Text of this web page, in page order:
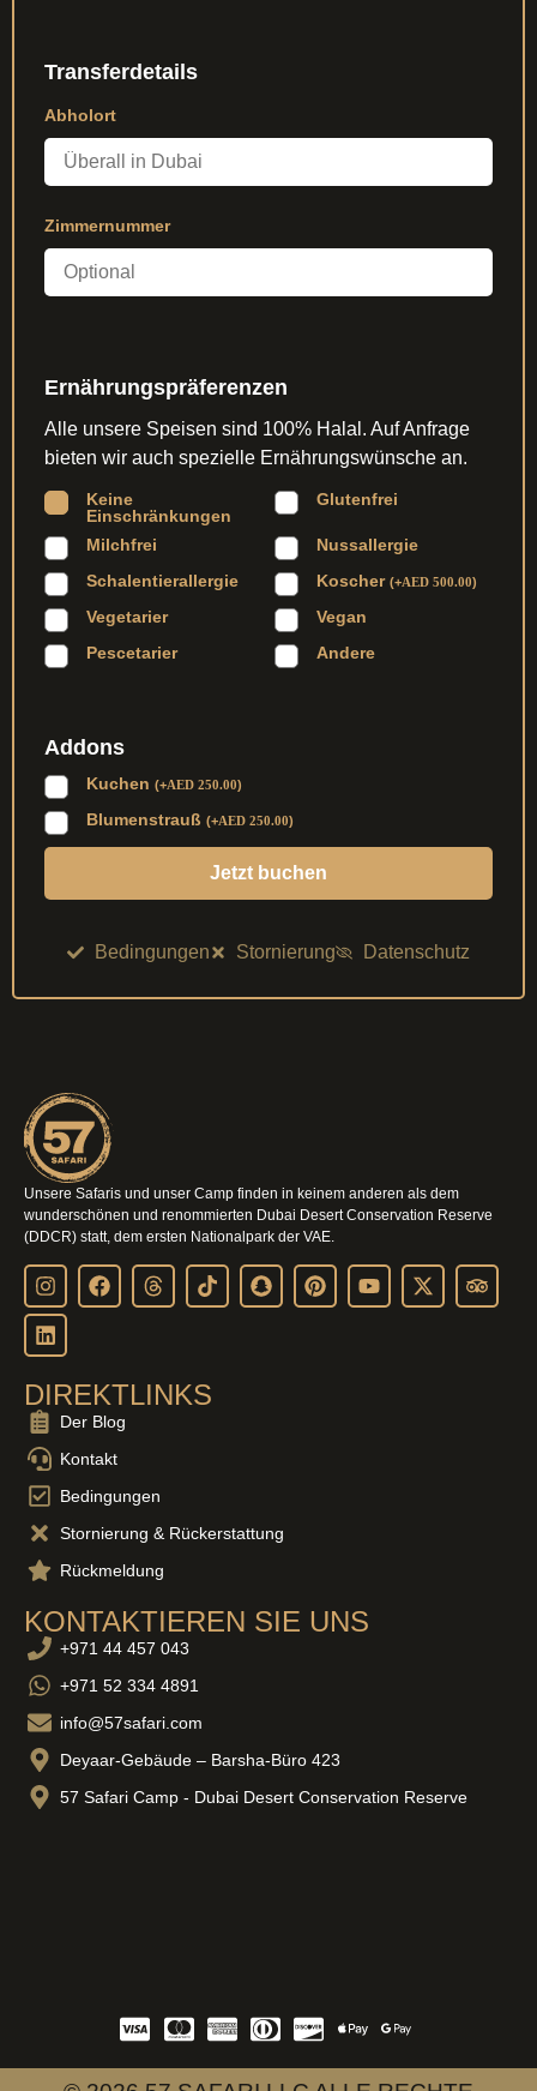
Transferdetails
Abholort
Zimmernummer
Ernährungspräferenzen
Alle unsere Speisen sind 100% Halal. Auf Anfrage
bieten wir auch spezielle Ernährungswünsche an.
Keine
Einschränkungen
Glutenfrei
Milchfrei
Nussallergie
Schalentierallergie
Koscher (+AED 500.00)
Vegetarier
Vegan
Pescetarier
Andere
Addons
Kuchen (+AED 250.00)
Blumenstrauß (+AED 250.00)
Jetzt buchen
Bedingungen Stornierung Datenschutz
Unsere Safaris und unser Camp finden in keinem anderen als dem
wunderschönen und renommierten Dubai Desert Conservation Reserve
(DDCR) statt, dem ersten Nationalpark der VAE.
DIREKTLINKS
Der Blog
Kontakt
Bedingungen
Stornierung & Rückerstattung
Rückmeldung
KONTAKTIEREN SIE UNS
+971 44 457 043
+971 52 334 4891
info@57safari.com
Deyaar-Gebäude – Barsha-Büro 423
57 Safari Camp - Dubai Desert Conservation Reserve